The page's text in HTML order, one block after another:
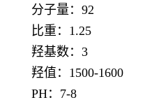
分子量：92
比重：1.25
羟基数：3
羟值：1500-1600
PH：7-8